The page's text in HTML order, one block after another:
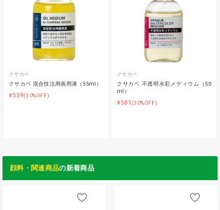
クサカベ
クサカベ 混合技法用画用液（55ml）
¥539(30%OFF)
クサカベ
クサカベ 不透明水彩メディウム（50
ml）
¥501 (30%OFF)
顔料・関連商品の新着商品